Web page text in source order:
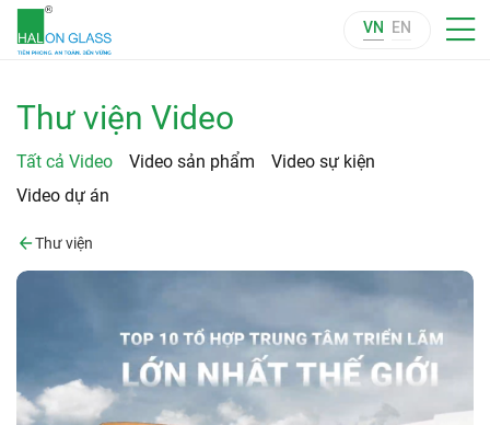
VN EN
Thư viện Video
Tất cả Video Video sản phẩm
Video sự kiện
Video dự án
Thư viện